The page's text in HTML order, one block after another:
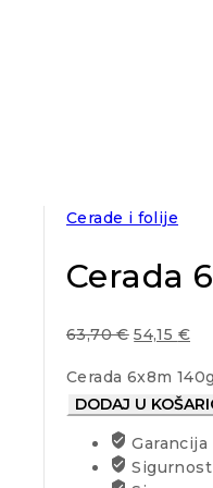
Cerade i folije
Cerada
63,70€ 54,15 €
Cerada 6x8m
DODAJ U
Garancija